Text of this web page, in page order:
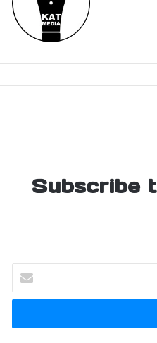
Subscribe
your
Email